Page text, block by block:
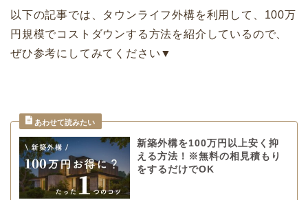
以下の記事では、タウンライフ外構を利用して、100万
円規模でコストダウンする方法を紹介しているので、
ぜひ参考にしてみてください▼
新築外構を100万円以上安く抑
える方法！※無料の相見積もり
をするだけでOK